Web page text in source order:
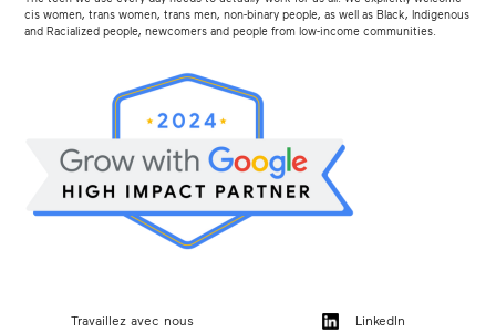
cis women, trans women, trans men, non-binary people, as well as Black, Indigenous
and Racialized people, newcomers and people from low-income communities.
Travaillez avec nous
LinkedIn